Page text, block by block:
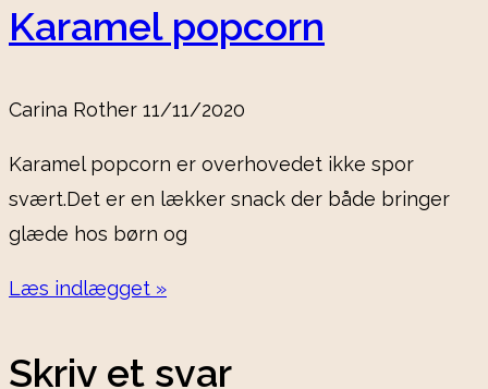
Karamel popcorn
Carina Rother 11/11/2020
Karamel popcorn er overhovedet ikke spor
svært.Det er en lækker snack der både bringer
glæde hos børn og
Læs indlægget »
Skriv et svar